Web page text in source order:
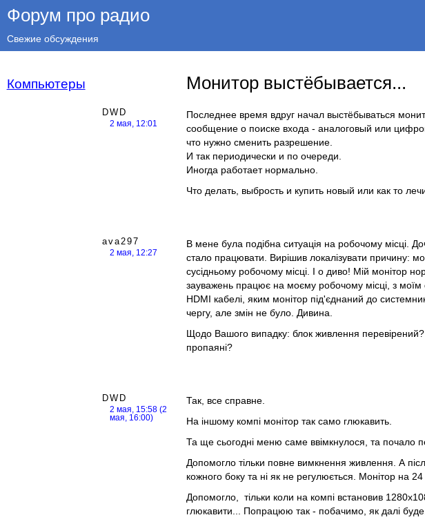
Форум про радио
Свежие обсуждения
Компьютеры Монитор выстёбывается...
DWD
2 мая, 12:01
Последнее время вдруг начал выстёбываться
сообщение о поиске входа - аналоговый или
что нужно сменить разрешение.
И так периодически и по очереди.
Иногда работает нормально.
Что делать, выбрость и купить новый или как то
ava297
2 мая, 12:27
В мене була подібна ситуація на робочому місці.
стало працювати. Вирішив локалізувати причину:
сусідньому робочому місці. І о диво! Мій монітор
зауважень працює на моєму робочому місці, з
HDMI кабелі, яким монітор під'єднаний до
чергу, але змін не було. Дивина.
Щодо Вашого випадку: блок живлення
пропаяні?
DWD
2 мая, 15:58 (2
мая, 16:00)
Так, все справне.
На іншому компі монітор так само глюкавить.
Та ще сьогодні меню саме ввімкнулося, та почало
Допомогло тільки повне вимкнення живлення. А
кожного боку та ні як не регулюється. Монітор на 24
Допомогло, тільки коли на компі встановив
глюкавити... Попрацюю так - побачимо, як далі